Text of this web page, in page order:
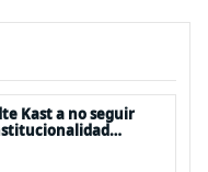
Kast a no seguir
críticas a la Casen